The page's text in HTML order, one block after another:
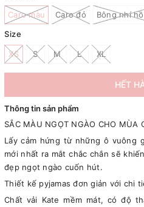
Caro màu Caro đỏ
Bông nhí
Size
XS S M L XL
HẾT
Thông tin sản phẩm
SẮC MÀU NGỌT NGÀO CHO MÙA
Lấy cảm hứng từ những ô vuông
mới nhất ra mắt chắc chắn sẽ
đẹp ngọt ngào cuốn hút.
Thiết kế pyjamas đơn giản với chi
Chất vải Kate mềm mát, có độ